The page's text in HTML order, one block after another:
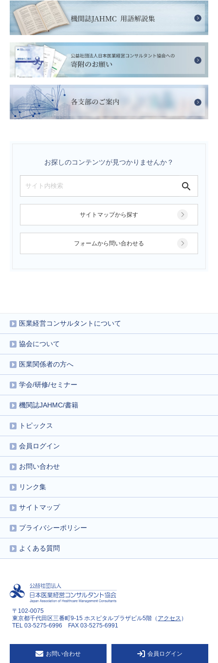
お探しのコンテンツが見つかりませんか？
サイトマップから探す
フォームから問い合わせる
医業経営コンサルタントについて
協会について
医業関係者の方へ
学会/研修/セミナー
機関誌JAHMC/書籍
トピックス
会員ログイン
お問い合わせ
リンク集
サイトマップ
プライバシーポリシー
よくある質問
〒102-0075
東京都千代田区三番町9-15 ホスピタルプラザビル5階（ アクセス ）
TEL 03-5275-6996 FAX 03-5275-6991
お問い合わせ 会員ログイン